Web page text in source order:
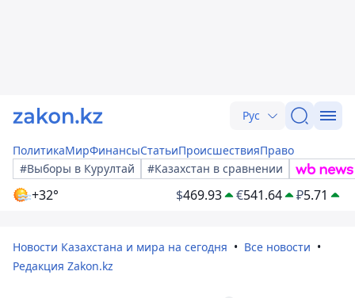
Рус
ПолитикаМирФинансыСтатьиПроисшествияПраво
#Выборы в Курултай
#Казахстан в сравнении
+32° $469.93 €541.64 ₽5.71
Новости Казахстана и мира на сегодня
Все новости
Редакция Zakon.kz